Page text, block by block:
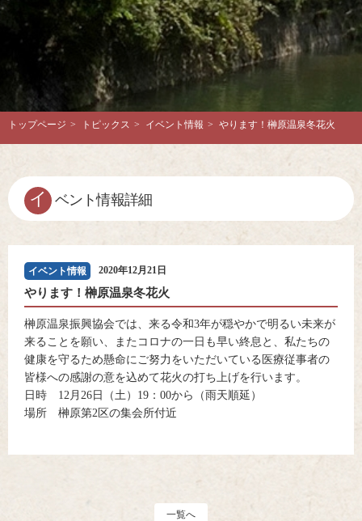
トップページ > トピックス > イベント情報 > やります！榊原温泉冬花火
イ ベント情報詳細
イベント情報 2020年12月21日
やります！榊原温泉冬花火
榊原温泉振興協会では、来る令和3年が穏やかで明るい未来が
来ることを願い、またコロナの一日も早い終息と、私たちの
健康を守るため懸命にご努力をいただいている医療従事者の
皆様への感謝の意を込めて花火の打ち上げを行います。
日時 12月26日（土）19：00から（雨天順延）
場所 榊原第2区の集会所付近
一覧へ